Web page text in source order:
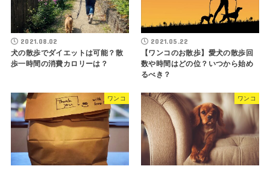
2021.08.02
犬の散歩でダイエットは可能？散
歩一時間の消費カロリーは？
2021.05.22
【ワンコのお散歩】愛犬の散歩回
数や時間はどの位？いつから始め
るべき？
ワンコ ワンコ